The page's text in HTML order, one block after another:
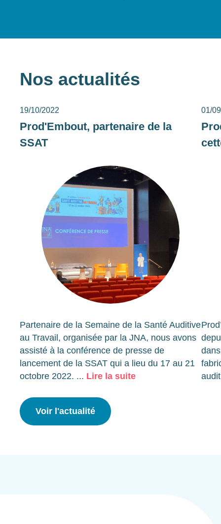
Nos actualités
19/10/2022
Prod'Embout, partenaire de la
SSAT
Partenaire de la Semaine de la Santé Auditive
au Travail, organisée par la JNA, nous avons
assisté à la conférence de presse de
lancement de la SSAT qui a lieu du 17 au 21
octobre 2022. ... Lire la suite
01/
Voir l'actualité